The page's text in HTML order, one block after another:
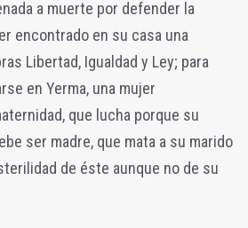
a muerte por defender la
encontrado en su casa una
Libertad, Igualdad y Ley; para
en Yerma, una mujer
que lucha porque su
ser madre, que mata a su marido
de éste aunque no de su